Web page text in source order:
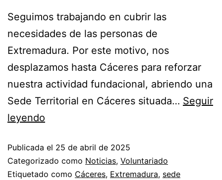
Seguimos trabajando en cubrir las
necesidades de las personas de
Extremadura. Por este motivo, nos
desplazamos hasta Cáceres para reforzar
nuestra actividad fundacional, abriendo una
Sede Territorial en Cáceres situada… Seguir
leyendo
Publicada el 25 de abril de 2025
Categorizado como Noticias, Voluntariado
Etiquetado como Cáceres, Extremadura, sede